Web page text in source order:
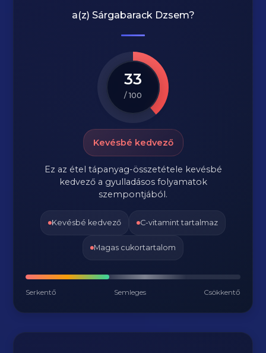
a(z) Sárgabarack Dzsem?
33
/ 100
Kevésbé kedvező
Ez az étel tápanyag-összetétele kevésbé
kedvező a gyulladásos folyamatok
szempontjából.
Kevésbé kedvező C-vitamint tartalmaz
Magas cukortartalom
Serkentő Semleges Csökkentő